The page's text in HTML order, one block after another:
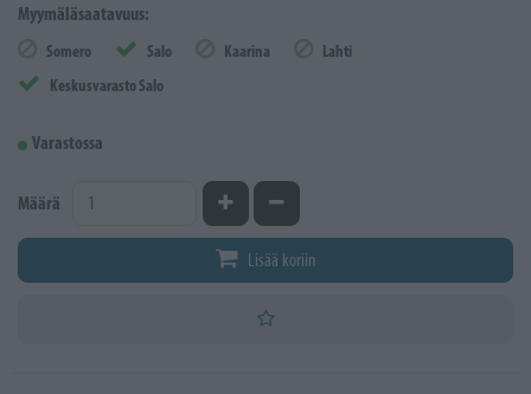
Myymäläsaatavuus:
Somero Salo Kaarina
Lahti
Keskusvarasto Salo
Varastossa
Määrä Kasvata määrääVähennä määrää
Lisää koriin